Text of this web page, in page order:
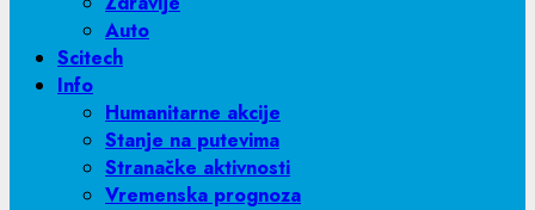
Auto
Scitech
Info
Humanitarne akcije
Stanje na putevima
Stranačke aktivnosti
Vremenska prognoza